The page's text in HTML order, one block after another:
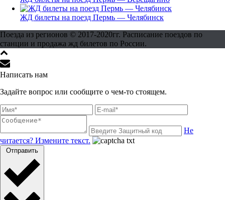
ЖД билеты на поезд Пермь — Челябинск
Поезда из регионов © 2017-2020гг. Расписание поездов по
станции и продажа жд билетов по России.
Написать нам
Задайте вопрос или сообщите о чем-то стоящем.
Не
читается? Измените текст.
Отправить